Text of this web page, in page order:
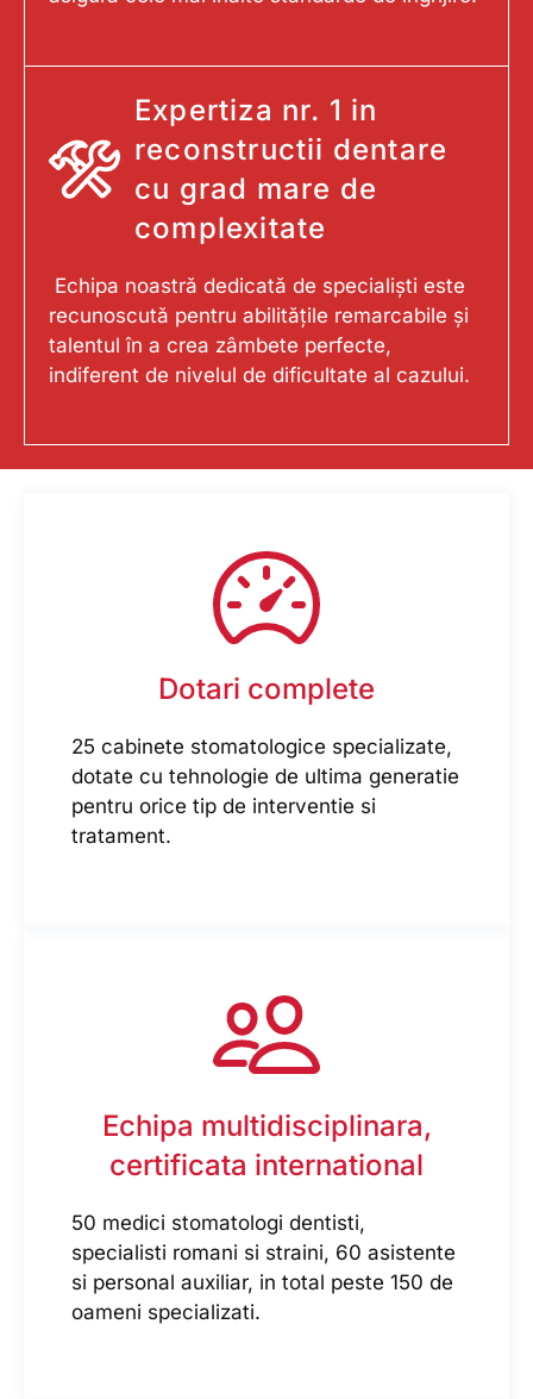
Expertiza nr. 1 in
reconstructii dentare
cu grad mare de
complexitate
Echipa noastră dedicată de specialiști este
recunoscută pentru abilitățile remarcabile și
talentul în a crea zâmbete perfecte,
indiferent de nivelul de dificultate al cazului.
Dotari complete
25 cabinete stomatologice specializate,
dotate cu tehnologie de ultima generatie
pentru orice tip de interventie si
tratament.
Echipa multidisciplinara,
certificata international
50 medici stomatologi dentisti,
specialisti romani si straini, 60 asistente
si personal auxiliar, in total peste 150 de
oameni specializati.